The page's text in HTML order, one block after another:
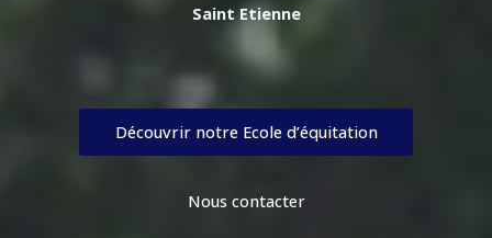
Saint Etienne
Découvrir notre Ecole d’équitation
Nous contacter